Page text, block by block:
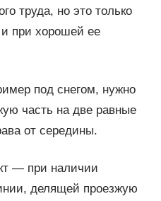
труда, но это только
при хорошей ее
под снегом, нужно
часть на две равные
от середины.
— при наличии
делящей проезжую